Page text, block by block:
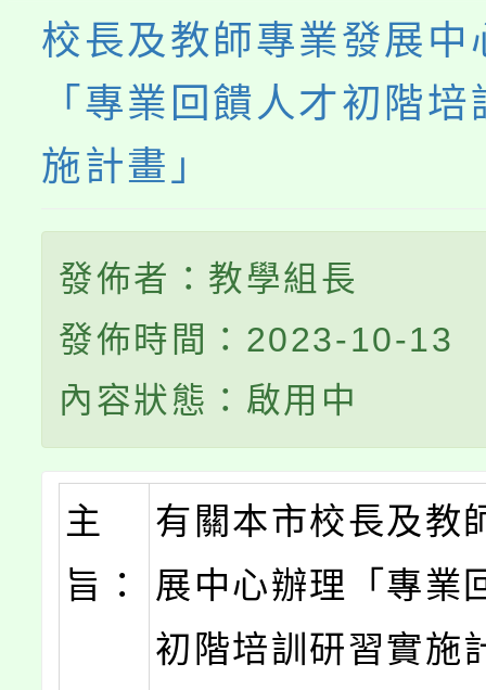
校長及教師專業發展中
「專業回饋人才初階
施計畫」
發佈者：教學組長
發佈時間：2023-10-13
內容狀態：啟用中
主
旨：
有關本市校長及教
展中心辦理「專業
初階培訓研習實施